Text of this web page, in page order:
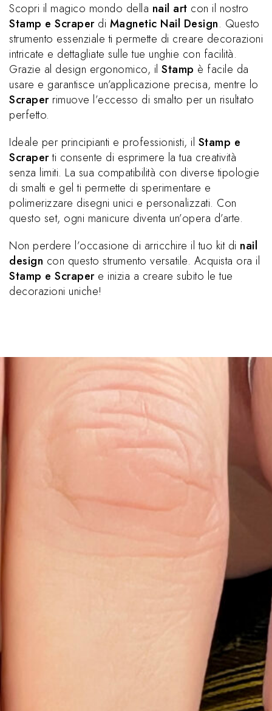
Scopri il magico mondo della nail art con il nostro
Stamp e Scraperdi Magnetic Nail Design. Questo
strumento essenziale ti permette di creare decorazioni
intricate e dettagliate sulle tue unghie con facilità.
Grazie al design ergonomico, il Stamp è facile da
usare e garantisce un’applicazione precisa, mentre lo
Scraperrimuove l’eccesso di smalto per un risultato
perfetto.
Ideale per principianti e professionisti, il Stamp e
Scraperti consente di esprimere la tua creatività
senza limiti. La sua compatibilità con diverse tipologie
di smalti e gel ti permette di sperimentare e
polimerizzare disegni unici e personalizzati. Con
questo set, ogni manicure diventa un’opera d’arte.
Non perdere l’occasione di arricchire il tuo kit di nail
design con questo strumento versatile. Acquista ora il
Stamp e Scrapere inizia a creare subito le tue
decorazioni uniche!